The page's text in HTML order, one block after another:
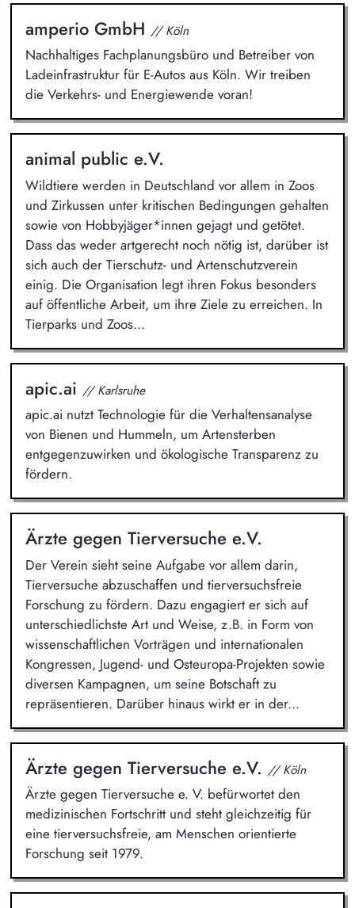
amperio GmbH // Köln
Nachhaltiges Fachplanungsbüro und Betreiber von
Ladeinfrastruktur für E-Autos aus Köln. Wir treiben
die Verkehrs- und Energiewende voran!
animal public e.V.
Wildtiere werden in Deutschland vor allem in Zoos
und Zirkussen unter kritischen Bedingungen gehalten
sowie von Hobbyjäger*innen gejagt und getötet.
Dass das weder artgerecht noch nötig ist, darüber ist
sich auch der Tierschutz- und Artenschutzverein
einig. Die Organisation legt ihren Fokus besonders
auf öffentliche Arbeit, um ihre Ziele zu erreichen. In
Tierparks und Zoos...
apic.ai // Karlsruhe
apic.ai nutzt Technologie für die Verhaltensanalyse
von Bienen und Hummeln, um Artensterben
entgegenzuwirken und ökologische Transparenz zu
fördern.
Ärzte gegen Tierversuche e.V.
Der Verein sieht seine Aufgabe vor allem darin,
Tierversuche abzuschaffen und tierversuchsfreie
Forschung zu fördern. Dazu engagiert er sich auf
unterschiedlichste Art und Weise, z.B. in Form von
wissenschaftlichen Vorträgen und internationalen
Kongressen, Jugend- und Osteuropa-Projekten sowie
diversen Kampagnen, um seine Botschaft zu
repräsentieren. Darüber hinaus wirkt er in der...
Ärzte gegen Tierversuche e.V. // Köln
Ärzte gegen Tierversuche e. V. befürwortet den
medizinischen Fortschritt und steht gleichzeitig für
eine tierversuchsfreie, am Menschen orientierte
Forschung seit 1979.